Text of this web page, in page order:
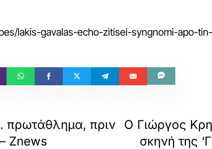
lakis-gavalas-echo-zitisei-syngnomi-apo-
πρωτάθλημα, πριν
Znews
Ο Γιώργος
σκηνή της